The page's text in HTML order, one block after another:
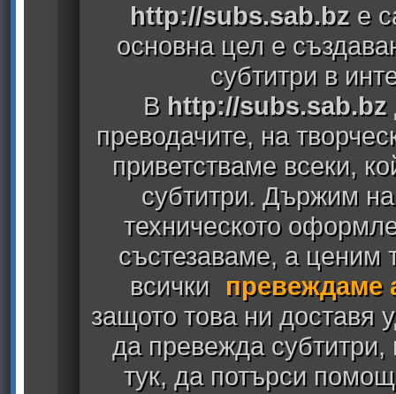
http://subs.sab.bz е
основна цел е
субтитри в
В http://subs.sab.bz
преводачите, на
приветстваме всеки,
субтитри. Държим
техническото
състезаваме, а ценим
всички
превеждаме
защото това ни доставя
да превежда
тук, да потърси